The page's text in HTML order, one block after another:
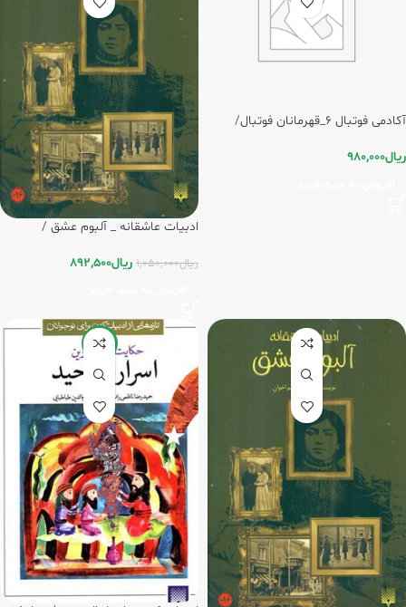
آکادمی فوتبال 6_قهرمانان فوتبال/
ریال980,000
ادبیات عاشقانه _ آلبوم عشق /
ریال1,050,000 ریال892,500
-5%